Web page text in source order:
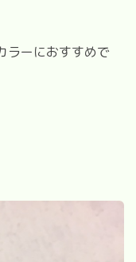
ラーにおすすめで